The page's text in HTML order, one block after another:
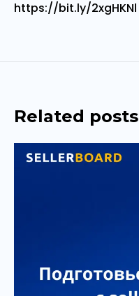
https://bit.ly/2xgHKNl
Related posts